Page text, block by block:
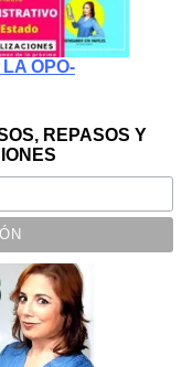
OPO-
REPASOS Y